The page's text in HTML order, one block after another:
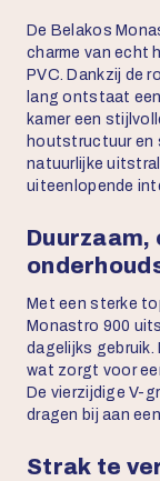
De Belakos
charme van echt
PVC. Dankzij de
lang ontstaat
kamer een
houtstructuur en
natuurlijke
uiteenlopende
Met een sterke
Monastro 900
dagelijks gebruik.
wat zorgt voor
De vierzijdige V-
dragen bij aan
Strak te